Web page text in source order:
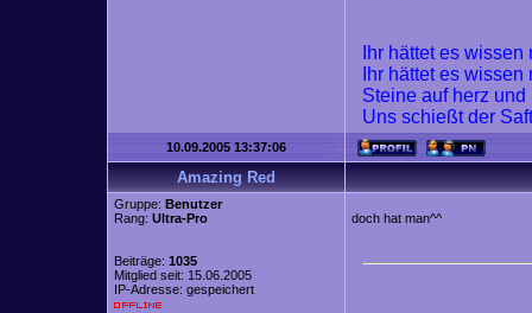
Ihr hättet es wissen
Ihr hättet es wissen
Steine auf herz und
Uns schießt der
10.09.2005 13:37:06
Amazing Red
Gruppe: Benutzer
Rang: Ultra-Pro
Beiträge: 1035
Mitglied seit: 15.06.2005
IP-Adresse: gespeichert
doch hat man^^